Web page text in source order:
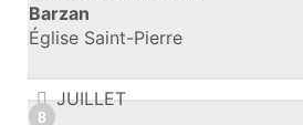
Barzan
Église Saint-Pierre
JUILLET
8